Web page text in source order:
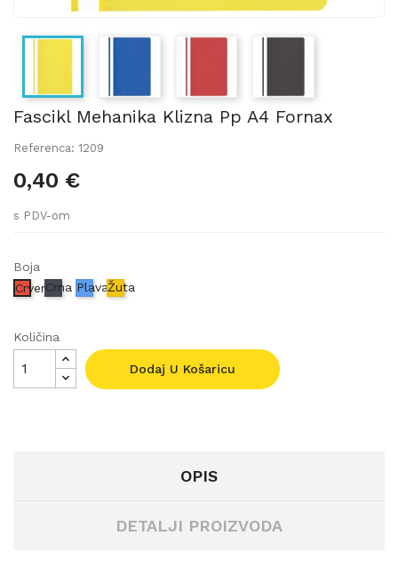
Fascikl Mehanika Klizna Pp A4 Fornax
Referenca: 1209
0,40 €
s PDV-om
Boja
CrvenaCrna PlavaŽuta
Količina
Dodaj U Košaricu
OPIS
DETALJI PROIZVODA